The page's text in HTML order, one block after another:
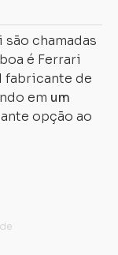
chamadas
é Ferrari
fabricante de
em um
opção ao